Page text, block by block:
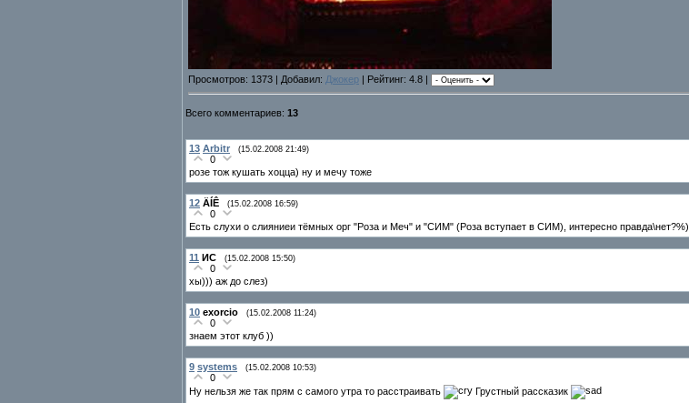
Просмотров: 1373 | Добавил: Джокер | Рейтинг: 4.8 |
Всего комментариев: 13
13 Arbitr (15.02.2008 21:49)
0
розе тож кушать хоцца) ну и мечу тоже
12 ÄÍÊ (15.02.2008 16:59)
0
Есть слухи о слияниеи тёмных орг "Роза и Меч" и "СИМ" (Роза вступает в СИМ), интересно правда\нет?%)
11 ИС (15.02.2008 15:50)
0
хы))) аж до слез)
10 exorcio (15.02.2008 11:24)
0
знаем этот клуб ))
9 systems (15.02.2008 10:53)
0
Ну нельзя же так прям с самого утра то расстраивать
Грустный рассказик